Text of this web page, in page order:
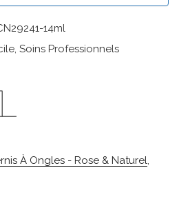
14ml
Soins Professionnels
À Ongles - Rose & Naturel,